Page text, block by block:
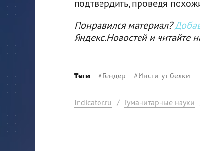
подтвердить, проведя
Понравился материал?
Яндекс.Новостей и читайте
Теги #Гендер #Институт белки
Indicator.ru / Гуманитарные науки